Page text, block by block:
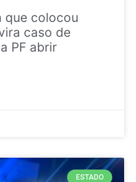
que colocou
caso de
PF abrir
ESTADO